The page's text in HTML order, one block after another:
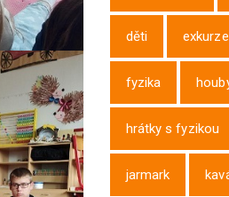
děti exkurze
fyzika
hrátky s fyzikou
jarmark